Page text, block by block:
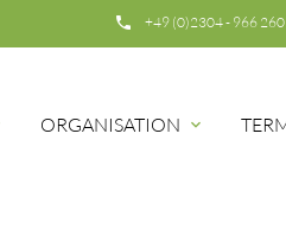
phone +49 (0)2304 - 966 260
ORGANISATION expand_more